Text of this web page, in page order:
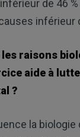
de 46
inférieur
les raisons
aide à
?
la biologie